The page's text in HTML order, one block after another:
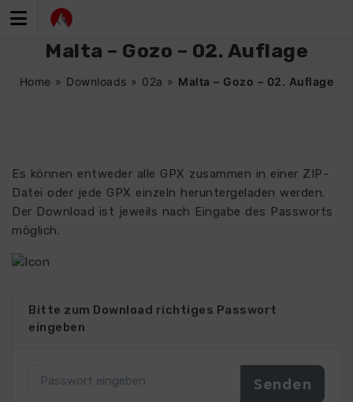
Inhalt
Malta – Gozo – 02. Auflage
Home » Downloads » 02a » Malta – Gozo – 02. Auflage
Es können entweder alle GPX zusammen in einer ZIP-
Datei oder jede GPX einzeln heruntergeladen werden.
Der Download ist jeweils nach Eingabe des Passworts
möglich.
Bitte zum Download richtiges Passwort
eingeben